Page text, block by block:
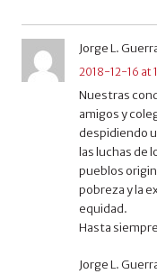
Jorge L.
2018-12-16 at
Nuestras
amigos y
despidiendo
las luchas de
pueblos
pobreza y la
equidad.
Hasta siempre
Jorge L.